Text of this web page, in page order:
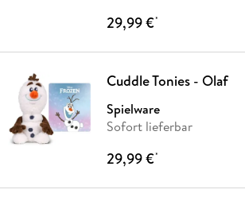
29,99 €*
Cuddle Tonies - Olaf
Spielware
Sofort lieferbar
29,99 €*